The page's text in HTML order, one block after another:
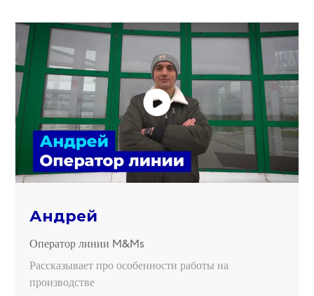
Андрей
Оператор линии M&Ms
Рассказывает про особенности работы на
производстве